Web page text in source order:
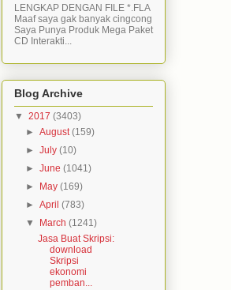
LENGKAP DENGAN FILE *.FLA
Maaf saya gak banyak cingcong
Saya Punya Produk Mega Paket
CD Interakti...
Blog Archive
▼ 2017 (3403)
►August(159)
►July(10)
►June(1041)
►
May(169)
►April(783)
▼
March(1241)
Jasa Buat Skripsi:
download
Skripsi
ekonomi
pemban...